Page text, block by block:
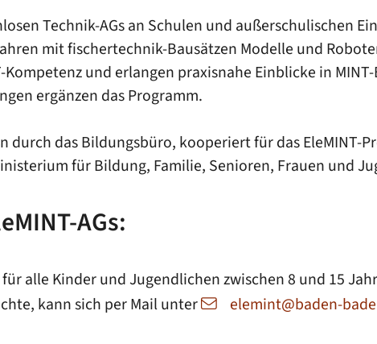
Technik-AGs an Schulen und außerschulischen
mit fischertechnik-Bausätzen Modelle und
und erlangen praxisnahe Einblicke in
ergänzen das Programm.
durch das Bildungsbüro, kooperiert für das EleMINT-
für Bildung, Familie, Senioren, Frauen und
AGs:
alle Kinder und Jugendlichen zwischen 8 und 15
kann sich per Mail unter
elemint@baden-